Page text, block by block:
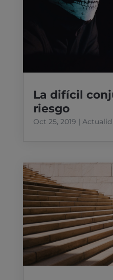
La difícil
riesgo
Oct 25, 2019 |